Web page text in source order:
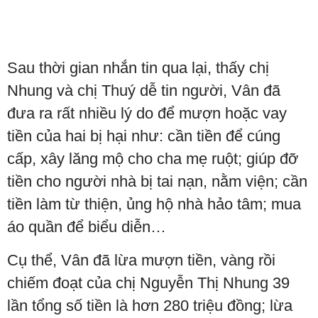
Sau thời gian nhắn tin qua lại, thấy chị
Nhung và chị Thuý dễ tin người, Vân đã
đưa ra rất nhiều lý do để mượn hoặc vay
tiền của hai bị hại như: cần tiền để cúng
cấp, xây lăng mộ cho cha mẹ ruột; giúp đỡ
tiền cho người nhà bị tai nạn, nằm viện; cần
tiền làm từ thiện, ủng hộ nhà hảo tâm; mua
áo quần để biểu diễn…
Cụ thể, Vân đã lừa mượn tiền, vàng rồi
chiếm đoạt của chị Nguyễn Thị Nhung 39
lần tổng số tiền là hơn 280 triệu đồng; lừa